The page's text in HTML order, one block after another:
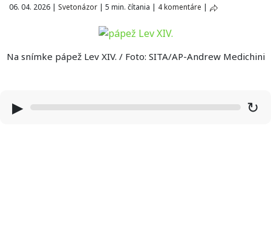
06. 04. 2026 | Svetonázor | 5 min. čítania | 4 komentáre |
Na snímke pápež Lev XIV. / Foto: SITA/AP-Andrew Medichini
▶ ↻